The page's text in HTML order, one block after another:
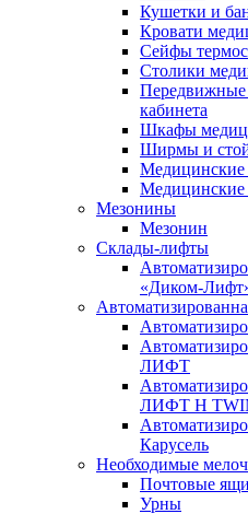
Кушетки и
Кровати
Сейфы
Столики
Передвижные
кабинета
Шкафы
Ширмы и
Медицинские
Медицинские
Мезонины
Мезонин
Склады-лифты
«Диком-
ЛИФТ
ЛИФТ H
Карусель
Необходимые
Почтовые
Урны